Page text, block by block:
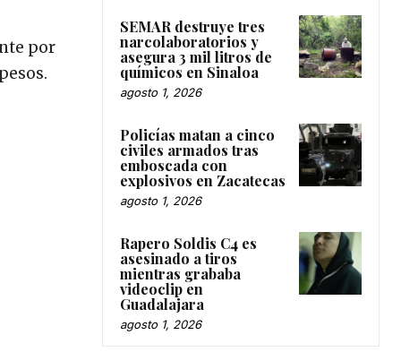
por
SEMAR destruye tres
narcolaboratorios y
asegura 3 mil litros de
químicos en Sinaloa
agosto 1, 2026
Policías matan a cinco
civiles armados tras
emboscada con
explosivos en Zacatecas
agosto 1, 2026
Rapero Soldis C4 es
asesinado a tiros
mientras grababa
videoclip en
Guadalajara
agosto 1, 2026